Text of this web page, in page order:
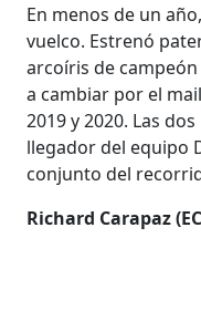
En menos de un
vuelco. Estrenó
arcoíris de
a cambiar por el
2019 y 2020. Las
llegador del equipo
conjunto del
Richard Carapaz